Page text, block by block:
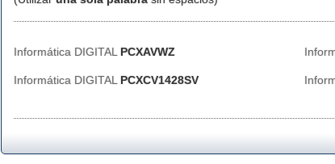
Informática DIGITAL PCXAVWZ
Informática DIGITAL PCXCV1428SV